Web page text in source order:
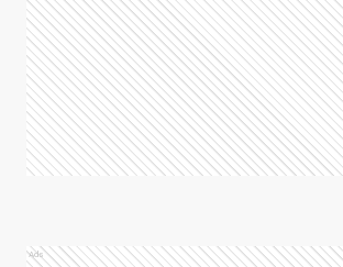
Ads